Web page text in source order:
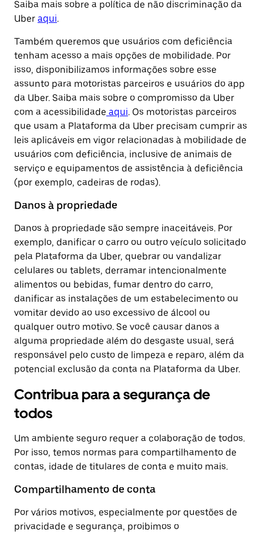
Saiba mais sobre a política de não discriminação da
Uber aqui.
Também queremos que usuários com deficiência
tenham acesso a mais opções de mobilidade. Por
isso, disponibilizamos informações sobre esse
assunto para motoristas parceiros e usuários do app
da Uber. Saiba mais sobre o compromisso da Uber
com a acessibilidade aqui. Os motoristas parceiros
que usam a Plataforma da Uber precisam cumprir as
leis aplicáveis em vigor relacionadas à mobilidade de
usuários com deficiência, inclusive de animais de
serviço e equipamentos de assistência à deficiência
(por exemplo, cadeiras de rodas).
Danos à propriedade
Danos à propriedade são sempre inaceitáveis. Por
exemplo, danificar o carro ou outro veículo solicitado
pela Plataforma da Uber, quebrar ou vandalizar
celulares ou tablets, derramar intencionalmente
alimentos ou bebidas, fumar dentro do carro,
danificar as instalações de um estabelecimento ou
vomitar devido ao uso excessivo de álcool ou
qualquer outro motivo. Se você causar danos a
alguma propriedade além do desgaste usual, será
responsável pelo custo de limpeza e reparo, além da
potencial exclusão da conta na Plataforma da Uber.
Contribua para a segurança de
todos
Um ambiente seguro requer a colaboração de todos.
Por isso, temos normas para compartilhamento de
contas, idade de titulares de conta e muito mais.
Compartilhamento de conta
Por vários motivos, especialmente por questões de
privacidade e segurança, proibimos o